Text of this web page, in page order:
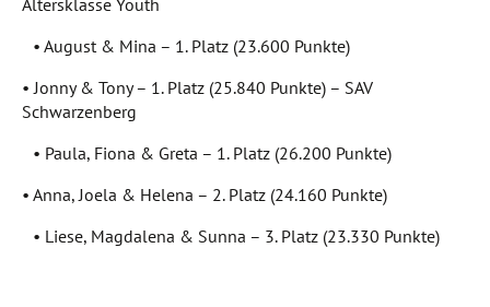
Altersklasse Youth
• August & Mina – 1. Platz (23.600 Punkte)
• Jonny & Tony – 1. Platz (25.840 Punkte) – SAV
Schwarzenberg
• Paula, Fiona & Greta – 1. Platz (26.200 Punkte)
• Anna, Joela & Helena – 2. Platz (24.160 Punkte)
• Liese, Magdalena & Sunna – 3. Platz (23.330 Punkte)